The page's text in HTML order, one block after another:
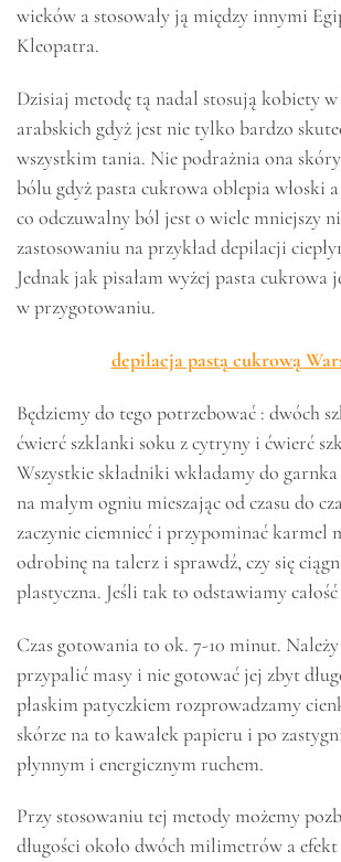
wieków a stosowały ją między innymi
Kleopatra.
Dzisiaj metodę tą nadal stosują kobiety
arabskich gdyż jest nie tylko bardzo
wszystkim tania. Nie podrażnia ona
bólu gdyż pasta cukrowa oblepia włoski
co odczuwalny ból jest o wiele mniejszy
zastosowaniu na przykład depilacji
Jednak jak pisałam wyżej pasta cukrowa
w przygotowaniu.
depilacja pastą cukrową
Będziemy do tego potrzebować : dwóch
ćwierć szklanki soku z cytryny i ćwierć
Wszystkie składniki wkładamy do
na małym ogniu mieszając od czasu do
zaczynie ciemnieć i przypominać karmel
odrobinę na talerz i sprawdź, czy się
plastyczna. Jeśli tak to odstawiamy
Czas gotowania to ok. 7-10 minut.
przypalić masy i nie gotować jej zbyt
płaskim patyczkiem rozprowadzamy
skórze na to kawałek papieru i po
płynnym i energicznym ruchem.
Przy stosowaniu tej metody możemy
długości około dwóch milimetrów a